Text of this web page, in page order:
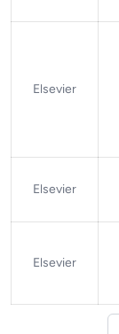
Elsevier
Elsevier
Elsevier